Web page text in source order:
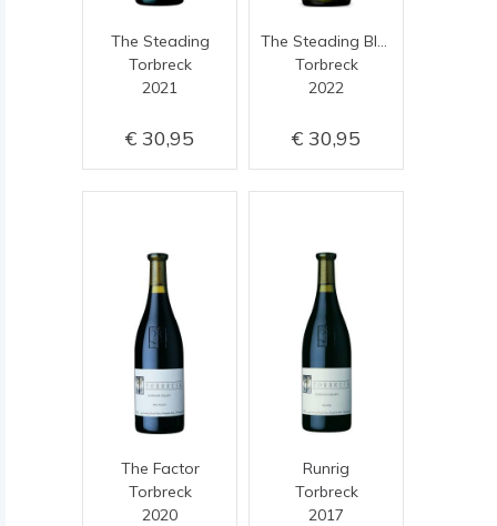
The Steading
Torbreck
2021
30,95
Torbreck
2022
30,95
The Factor
Torbreck
2020
Runrig
Torbreck
2017